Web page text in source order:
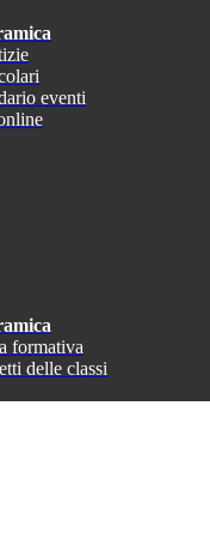
eventi
formativa
delle classi